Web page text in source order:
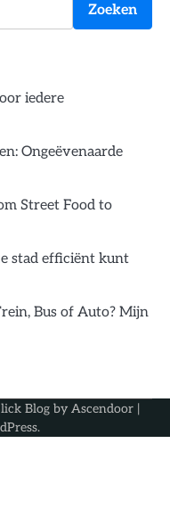
Zoeken
iedere
Ongeëvenaarde
Street Food to
stad efficiënt kunt
Bus of Auto? Mijn
Blog by Ascendoor |
.